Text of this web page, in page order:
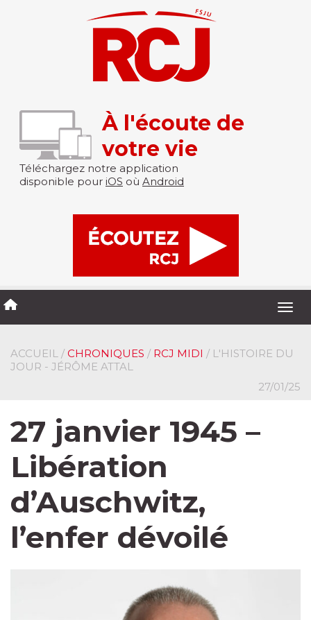
À l'écoute de
votre vie
Téléchargez notre application
disponible pour iOS où Android
ACCUEIL / CHRONIQUES / RCJ MIDI / L'HISTOIRE DU
JOUR - JÉRÔME ATTAL
27/01/25
27 janvier 1945 –
Libération
d’Auschwitz,
l’enfer dévoilé